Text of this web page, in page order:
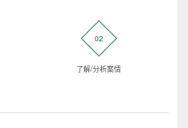
02
了解/分析案情